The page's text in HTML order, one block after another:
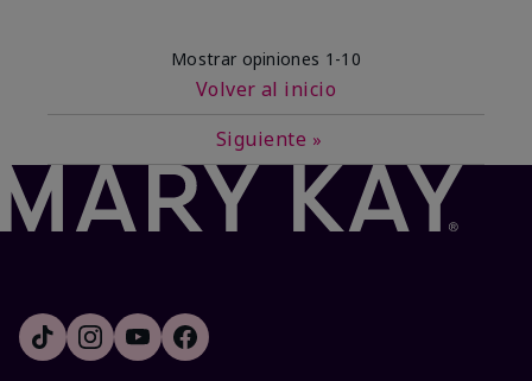
Mostrar opiniones 1-10
Volver al inicio
Siguiente »